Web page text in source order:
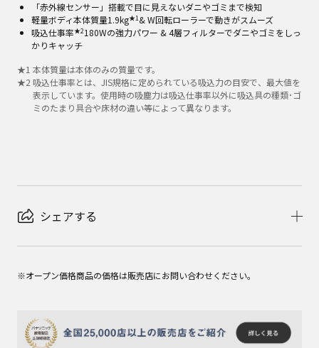
「赤外線センサー」搭載で目に見えないダニやゴミまで検知
軽量ボディ本体質量1.9kg★1& W回転ローラーで動きがスムーズ
吸込仕事率★2180Wの強力パワー & 4層フィルターでダニやゴミをしっ
かりキャッチ
★1 本体質量は本体のみの質量です。
★2 吸込仕事率とは、JIS規格に定められている吸込力の目安で、最大値を
表示しています。使用時の吸塵力は吸込仕事率以外に吸込具の種類･ゴ
ミのたまり具合や床材の違い等によって異なります。
シェアする
※オープン価格商品の価格は販売店にお問い合わせください。